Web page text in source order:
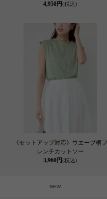
4,950円(税込)
《セットアップ対応》ウエーブ柄フ
レンチカットソー
3,960円(税込)
NEW